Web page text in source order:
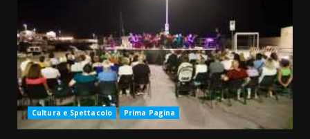
Cultura e Spettacolo Prima Pagina